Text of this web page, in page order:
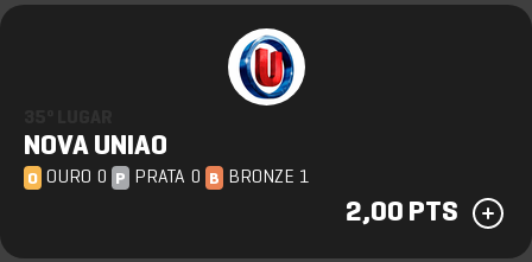
NOVA UNIAO
O OURO 0 P PRATA 0 B BRONZE 1
2,00 PTS